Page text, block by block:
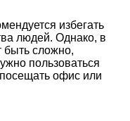
избегать
людей. Однако, в
быть сложно,
пользоваться
офис или